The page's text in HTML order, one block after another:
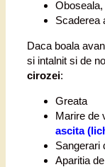
Scaderea
Daca boala
si intalnit si de
cirozei:
Greata
Marire de
ascita
Sangerari
Aparitia